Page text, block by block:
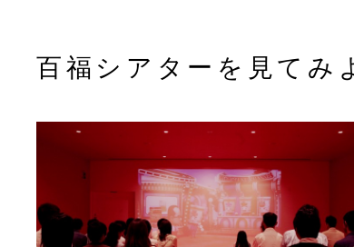
百福シアターを見てみ